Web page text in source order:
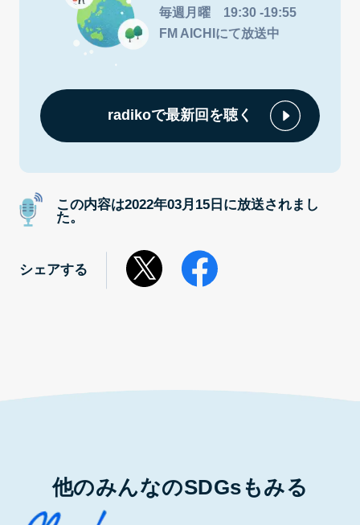
毎週月曜 19:30 -19:55
FM AICHIにて放送中
radikoで最新回を聴く
この内容は2022年03月15日に放送されまし
た。
シェアする
他のみんなのSDGsもみる